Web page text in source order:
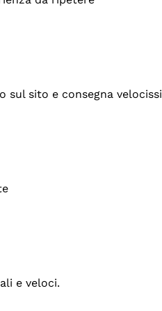
sul sito e consegna
e veloci.